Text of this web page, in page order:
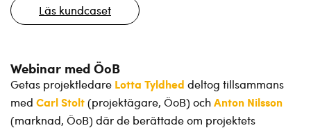
Läs kundcaset
Webinar med ÖoB
Getas projektledare Lotta Tyldhed deltog tillsammans
med Carl Stolt(projektägare, ÖoB) ochAnton Nilsson
(marknad, ÖoB) där de berättade om projektets